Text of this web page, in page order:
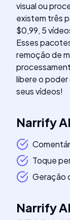
visual ou
existem três
$0,99, 5
Esses
remoção de
libere o
seus vídeos!
Narrify AI
Toque
Geração
Narrify AI